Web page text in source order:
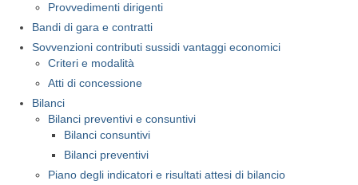
Provvedimenti dirigenti
Bandi di gara e contratti
Sovvenzioni contributi sussidi vantaggi economici
Criteri e modalità
Atti di concessione
Bilanci
Bilanci preventivi e consuntivi
Bilanci consuntivi
Bilanci preventivi
Piano degli indicatori e risultati attesi di bilancio